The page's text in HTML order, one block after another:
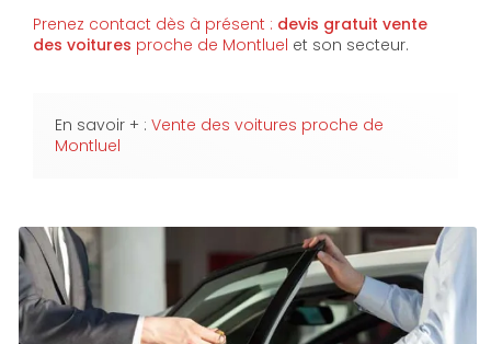
Prenez contact dès à présent : devis gratuit vente
des voitures proche de Montluel et son secteur.
En savoir + : Vente des voitures proche de
Montluel